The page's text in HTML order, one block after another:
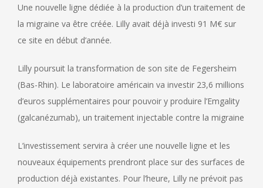
Une nouvelle ligne dédiée à la production d’un traitement de
la migraine va être créée. Lilly avait déjà investi 91 M€ sur
ce site en début d’année.
Lilly poursuit la transformation de son site de Fegersheim
(Bas-Rhin). Le laboratoire américain va investir 23,6 millions
d’euros supplémentaires pour pouvoir y produire l’Emgality
(galcanézumab), un traitement injectable contre la migraine
L’investissement servira à créer une nouvelle ligne et les
nouveaux équipements prendront place sur des surfaces de
production déjà existantes. Pour l’heure, Lilly ne prévoit pas